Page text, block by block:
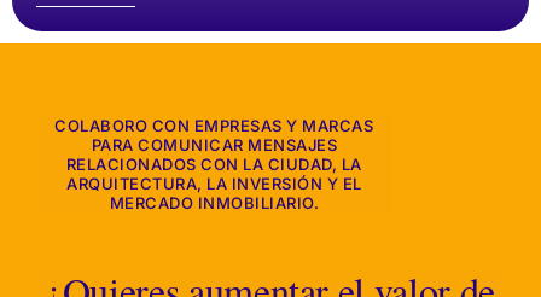
COLABORO CON EMPRESAS Y MARCAS
PARA COMUNICAR MENSAJES
RELACIONADOS CON LA CIUDAD, LA
ARQUITECTURA, LA INVERSIÓN Y EL
MERCADO INMOBILIARIO.